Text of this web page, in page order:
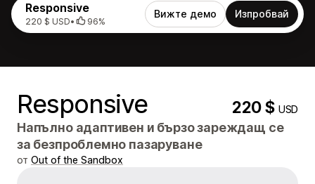
Responsive
220 $ USD• 96%
Вижте демо Изпробвай
Responsive 220 $USD
Напълно адаптивен и бързо зареждащ се
за безпроблемно пазаруване
от Out of the Sandbox